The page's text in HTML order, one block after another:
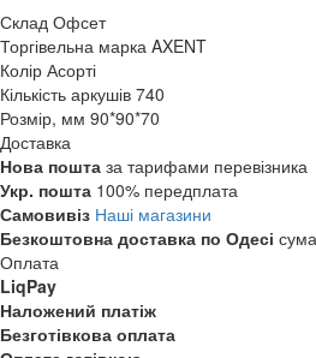
Склад Офсет
Торгівельна марка AXENT
Колір Асорті
Кількість аркушів 740
Розмір, мм 90*90*70
Доставка
Нова пошта за тарифами перевізника
Укр. пошта 100% передплата
Самовивіз Наші магазини
Безкоштовна доставка по Одесі
Оплата
LiqPay
Наложений платіж
Безготівкова оплата